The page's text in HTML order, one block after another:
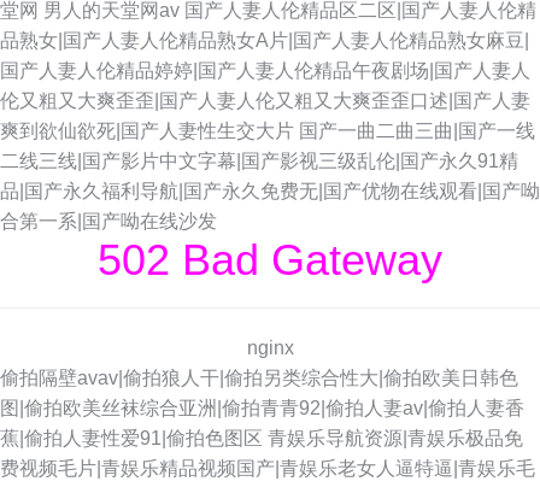
堂网 男人的天堂网av 国产人妻人伦精品区二区|国产人妻人伦精
品熟女|国产人妻人伦精品熟女A片|国产人妻人伦精品熟女麻豆|
国产人妻人伦精品婷婷|国产人妻人伦精品午夜剧场|国产人妻人
伦又粗又大爽歪歪|国产人妻人伦又粗又大爽歪歪口述|国产人妻
爽到欲仙欲死|国产人妻性生交大片 国产一曲二曲三曲|国产一线
二线三线|国产影片中文字幕|国产影视三级乱伦|国产永久91精
品|国产永久福利导航|国产永久免费无|国产优物在线观看|国产呦
合第一系|国产呦在线沙发
502 Bad Gateway
nginx
偷拍隔壁avav|偷拍狼人干|偷拍另类综合性大|偷拍欧美日韩色
图|偷拍欧美丝袜综合亚洲|偷拍青青92|偷拍人妻av|偷拍人妻香
蕉|偷拍人妻性爱91|偷拍色图区 青娱乐导航资源|青娱乐极品免
费视频毛片|青娱乐精品视频国产|青娱乐老女人逼特逼|青娱乐毛